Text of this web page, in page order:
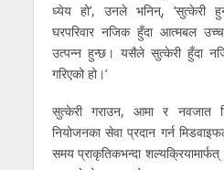
ध्येय हो’, उनले भनिन्, ‘सुत्केरी
घरपरिवार नजिक हुँदा आत्मबल
उत्पन्न हुन्छ। यसैले सुत्केरी हुँदा
गरिएको हो।’
सुत्केरी गराउन, आमा र नवजात
नियोजनका सेवा प्रदान गर्न
समय प्राकृतिकभन्दा